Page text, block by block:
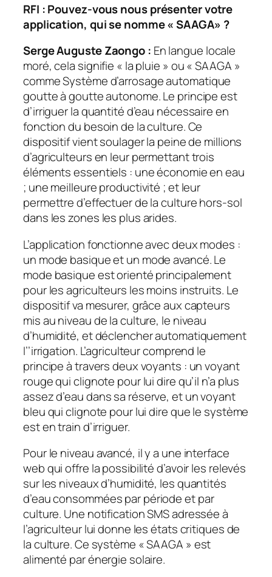
RFI : Pouvez-vous nous présenter votre
application, qui se nomme « SAAGA» ?
Serge Auguste Zaongo : En langue locale
moré, cela signifie « la pluie » ou « SAAGA »
comme Système d’arrosage automatique
goutte à goutte autonome. Le principe est
d’irriguer la quantité d’eau nécessaire en
fonction du besoin de la culture. Ce
dispositif vient soulager la peine de millions
d’agriculteurs en leur permettant trois
éléments essentiels : une économie en eau
; une meilleure productivité ; et leur
permettre d’effectuer de la culture hors-sol
dans les zones les plus arides.
L’application fonctionne avec deux modes :
un mode basique et un mode avancé. Le
mode basique est orienté principalement
pour les agriculteurs les moins instruits. Le
dispositif va mesurer, grâce aux capteurs
mis au niveau de la culture, le niveau
d’humidité, et déclencher automatiquement
l’’irrigation. L’agriculteur comprend le
principe à travers deux voyants : un voyant
rouge qui clignote pour lui dire qu’il n’a plus
assez d’eau dans sa réserve, et un voyant
bleu qui clignote pour lui dire que le système
est en train d’irriguer.
Pour le niveau avancé, il y a une interface
web qui offre la possibilité d’avoir les relevés
sur les niveaux d’humidité, les quantités
d’eau consommées par période et par
culture. Une notification SMS adressée à
l’agriculteur lui donne les états critiques de
la culture. Ce système « SAAGA » est
alimenté par énergie solaire.